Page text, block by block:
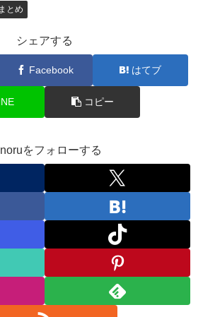
とめ
シェアする
Facebook はてブ
コピー
をフォローする